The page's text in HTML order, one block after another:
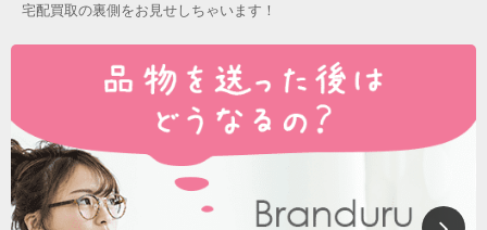
宅配買取の裏側をお見せしちゃいます！